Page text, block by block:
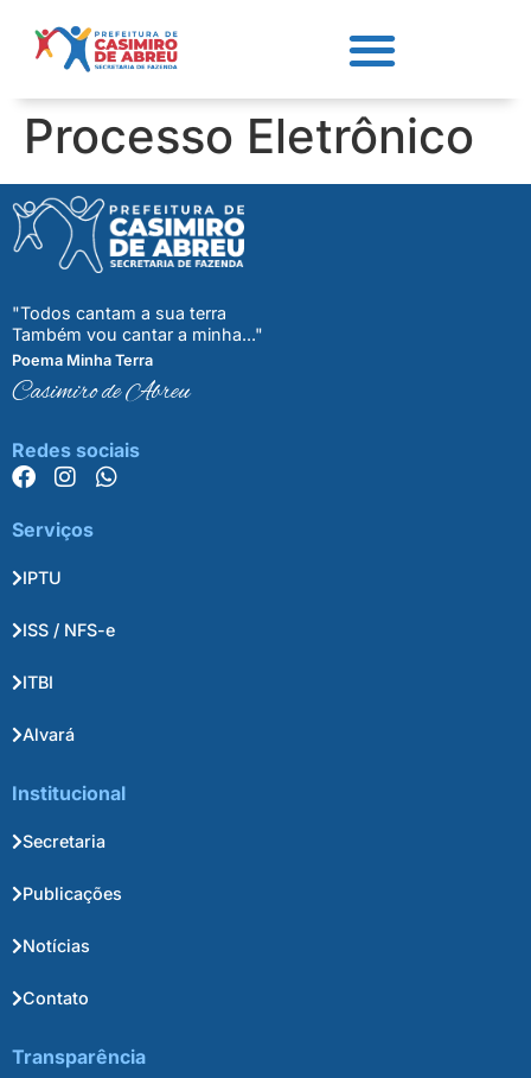
Processo Eletrônico
"Todos cantam a sua terra
Também vou cantar a minha..."
Poema Minha Terra
Casimiro de Abreu
Redes sociais
Serviços
IPTU
ISS / NFS-e
ITBI
Alvará
Institucional
Secretaria
Publicações
Notícias
Contato
Transparência